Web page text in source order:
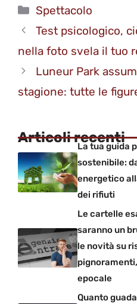
Categorie
Spettacolo
Test psicologico,
nella foto svela il tuo
Luneur Park
stagione: tutte le
Articoli recenti
La tua guida
sostenibile:
energetico
dei rifiuti
Le cartelle
saranno un
le novità su
epocale
Quanto